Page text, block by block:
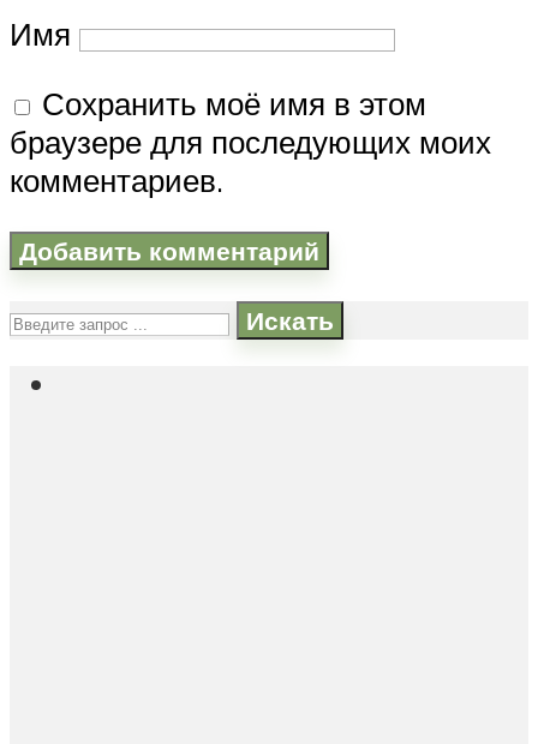
Имя
Сохранить моё имя в этом
браузере для последующих моих
комментариев.
Искать